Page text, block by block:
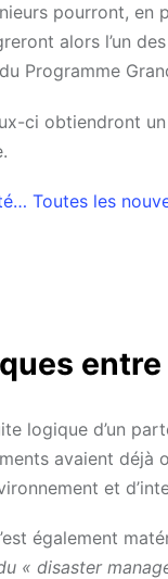
pourront,
alors l’un
Programme
ci obtiendront
Toutes les
logique d’un
avaient
et
également
« disaster